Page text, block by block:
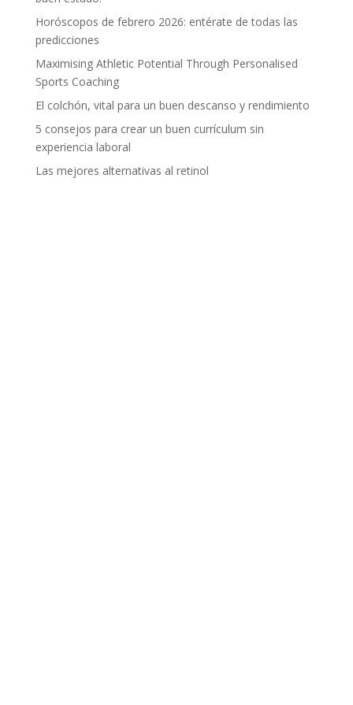
Horóscopos de febrero 2026: entérate de todas las
predicciones
Maximising Athletic Potential Through Personalised
Sports Coaching
El colchón, vital para un buen descanso y rendimiento
5 consejos para crear un buen currículum sin
experiencia laboral
Las mejores alternativas al retinol